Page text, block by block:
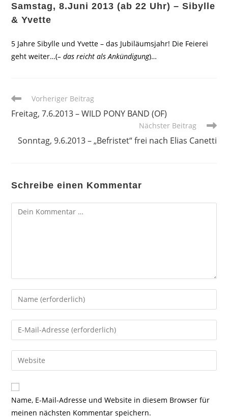
Samstag, 8.Juni 2013 (ab 22 Uhr) – Sibylle
& Yvette
5 Jahre Sibylle und Yvette – das Jubiläumsjahr! Die Feierei
geht weiter…(– das reicht als Ankündigung)…
Weitere
ansehen
Vorheriger Beitrag
Freitag, 7.6.2013 – WILD PONY BAND (OF)
Nächster Beitrag
Sonntag, 9.6.2013 – „Befristet“ frei nach Elias Canetti
Schreibe einen Kommentar
Kommentar
Gib
deinen
Namen
oder
zum
Kommentieren
ein
Gib
deine
E-
Mail-
zum
Kommentieren
ein
Gib
deine
Website-
URL
Name, E-Mail-Adresse und Website in diesem Browser für
meinen nächsten Kommentar speichern.